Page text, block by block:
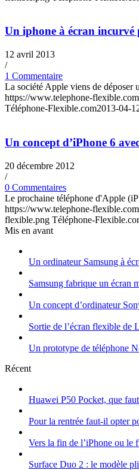
Un iphone à écran incurvé
12 avril 2013
/
1 Commentaire
La société Apple viens de déposer
https://www.telephone-
Téléphone-Flexible.com2013-04-
Un concept d’iPhone 6
20 décembre 2012
/
0 Commentaires
Le prochaine téléphone d'Apple
https://www.telephone-
flexible.png Téléphone-
Mis en avant
Un ordinateur Samsung à
Samsung fabrique un écran
Un concept d’ordinateur
Sortie de l’écran flexible de
Un prototype de téléphone
Récent
Huawei P50 Pocket, que
Pour la rentrée faut-il opter
Vers la fin de l’iPhone ou le
Surface Duo 2 : le modèle